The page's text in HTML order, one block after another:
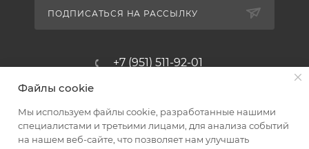
ПОДПИСАТЬСЯ НА РАССЫЛКУ
+7 (951) 511-92-01
Магазин-склад ТЦ "Альтус"
Ростовская обл, Аксайский р-н,
пос. Янтарный, Малое Зеленое
Файлы cookie
Мы используем файлы cookie, разработанные нашими
специалистами и третьими лицами, для анализа событий
на нашем веб-сайте, что позволяет нам улучшать